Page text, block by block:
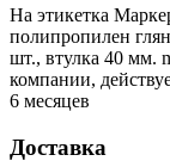
На этикетка
полипропилен
шт., втулка 40 мм.
компании,
6 месяцев
Доставка